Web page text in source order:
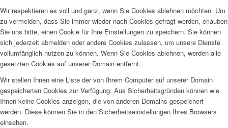
Wir respektieren es voll und ganz, wenn Sie Cookies ablehnen möchten. Um
zu vermeiden, dass Sie immer wieder nach Cookies gefragt werden, erlauben
Sie uns bitte, einen Cookie für Ihre Einstellungen zu speichern. Sie können
sich jederzeit abmelden oder andere Cookies zulassen, um unsere Dienste
vollumfänglich nutzen zu können. Wenn Sie Cookies ablehnen, werden alle
gesetzten Cookies auf unserer Domain entfernt.
Wir stellen Ihnen eine Liste der von Ihrem Computer auf unserer Domain
gespeicherten Cookies zur Verfügung. Aus Sicherheitsgründen können wie
Ihnen keine Cookies anzeigen, die von anderen Domains gespeichert
werden. Diese können Sie in den Sicherheitseinstellungen Ihres Browsers
einsehen.